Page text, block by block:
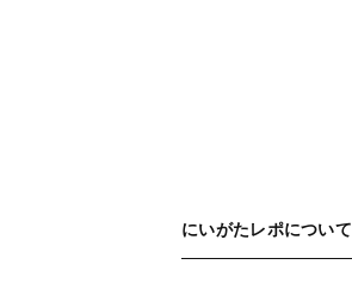
にいがたレポについて